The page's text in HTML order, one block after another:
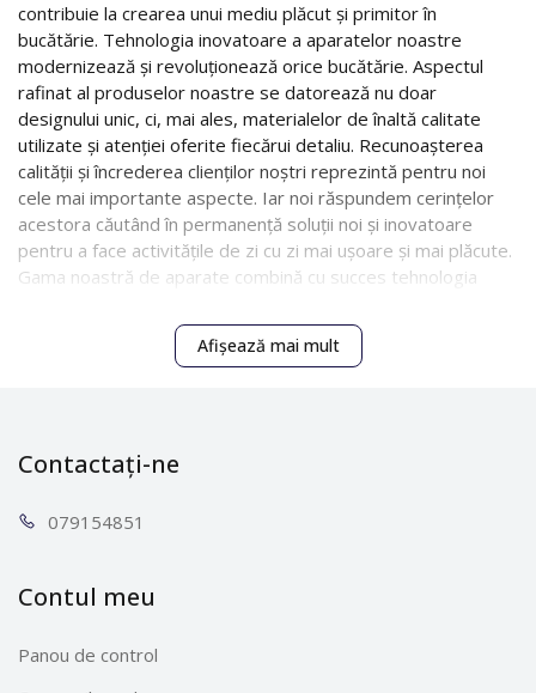
contribuie la crearea unui mediu plăcut şi primitor în
bucătărie. Tehnologia inovatoare a aparatelor noastre
modernizează şi revoluţionează orice bucătărie. Aspectul
rafinat al produselor noastre se datorează nu doar
designului unic, ci, mai ales, materialelor de înaltă calitate
utilizate şi atenţiei oferite fiecărui detaliu. Recunoaşterea
calităţii şi încrederea clienţilor noştri reprezintă pentru noi
cele mai importante aspecte. Iar noi răspundem cerinţelor
acestora căutând în permanenţă soluţii noi şi inovatoare
pentru a face activităţile de zi cu zi mai uşoare şi mai plăcute.
Gama noastră de aparate combină cu succes tehnologia
Afișează mai mult
Contactați-ne
0791 54851
Contul meu
Panou de control